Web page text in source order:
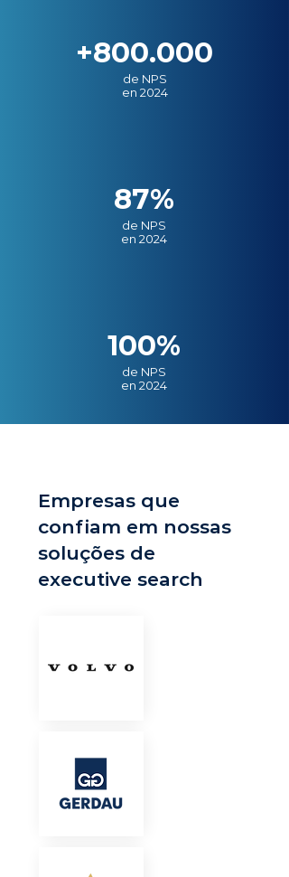
+800.000
de NPS
en 2024
87%
de NPS
en 2024
100%
de NPS
en 2024
Empresas que
confiam em nossas
soluções de
executive search